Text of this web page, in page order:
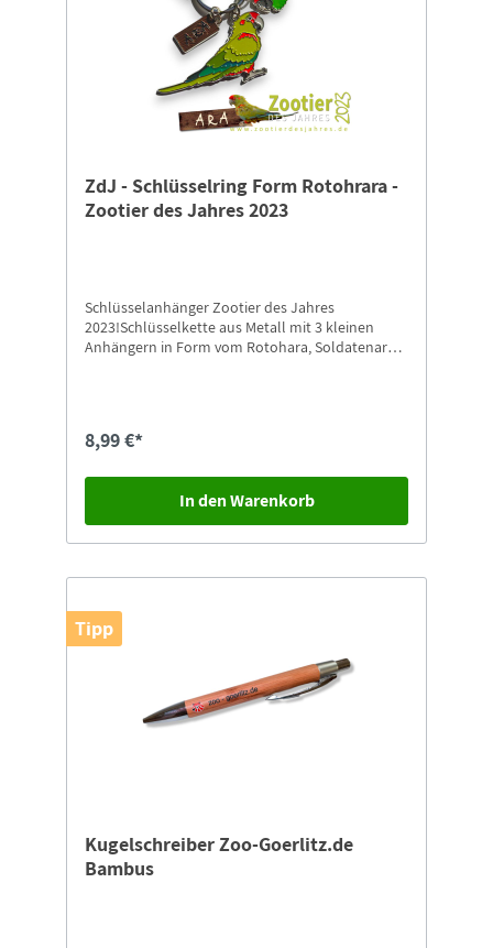
ZdJ - Schlüsselring Form Rotohrara -
Zootier des Jahres 2023
Schlüsselanhänger Zootier des Jahres
2023!Schlüsselkette aus Metall mit 3 kleinen
Anhängern in Form vom Rotohara, Soldatenara
Naturschutz-Tierpark Görlitz-Zgorzelec die
zum Schutz stark bedrohter Aras mit dem Kauf
des Zootier des Jahres Schlüsselanhängers!Mit
den Spendengeldern werden für Rotohraras in
Bolivien und Soldatenaras in Ecuador
Wildhüter zum Schutz vor Wilderei eingesetzt.Für
Schlüsselanhängers erheben wir eine Gebühr von
2,00 €.
8,99 €*
In den Warenkorb
Tipp
Kugelschreiber Zoo-Goerlitz.de
Bambus